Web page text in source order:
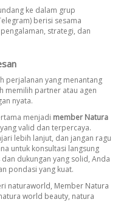
ke dalam grup
berisi sesama
strategi, dan
perjalanan yang menantang
memilih partner atau agen
nyata.
menjadi member Natura
valid dan terpercaya.
lebih lanjut, dan jangan ragu
untuk konsultasi langsung
dukungan yang solid, Anda
pondasi yang kuat.
naturaworld, Member Natura
world beauty, natura